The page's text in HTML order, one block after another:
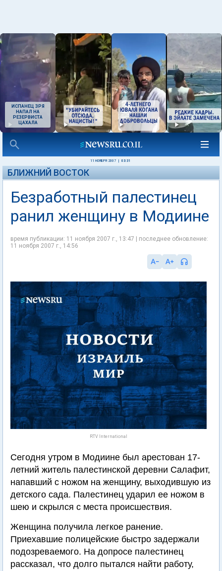
ИСПАНЕЦ ЗРЯ
НАПАЛ НА
РЕЗЕРВИСТА
ЦАХАЛА
11 НОЯБРЯ 2007 03:31
БЛИЖНИЙ ВОСТОК
Безработный палестинец
ранил женщину в Модиине
время публикации: 11 ноября 2007 г., 13:47 | последнее обновление:
11 ноября 2007 г., 14:56
RTV International
Сегодня утром в Модиине был арестован 17-
летний житель палестинской деревни Салафит,
напавший с ножом на женщину, выходившую из
детского сада. Палестинец ударил ее ножом в
шею и скрылся с места происшествия.
Женщина получила легкое ранение.
Приехавшие полицейские быстро задержали
подозреваемого. На допросе палестинец
рассказал, что долго пытался найти работу,